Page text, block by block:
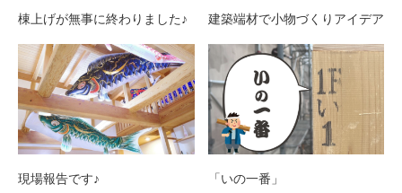
棟上げが無事に終わりました♪ 建築端材で小物づくりアイデア
現場報告です♪ 「いの一番」